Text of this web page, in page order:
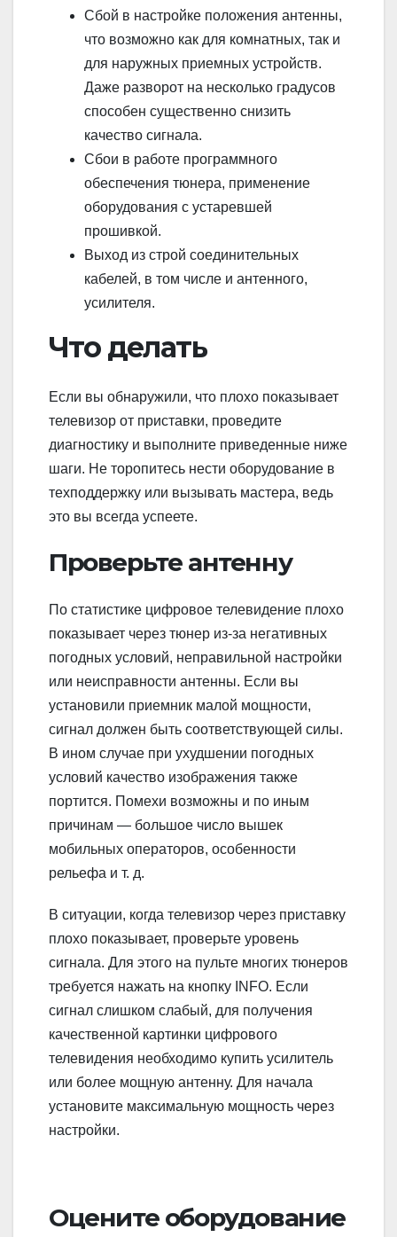
Сбой в настройке положения антенны,
что возможно как для комнатных, так и
для наружных приемных устройств.
Даже разворот на несколько градусов
способен существенно снизить
качество сигнала.
Сбои в работе программного
обеспечения тюнера, применение
оборудования с устаревшей
прошивкой.
Выход из строй соединительных
кабелей, в том числе и антенного,
усилителя.
Что делать
Если вы обнаружили, что плохо показывает
телевизор от приставки, проведите
диагностику и выполните приведенные ниже
шаги. Не торопитесь нести оборудование в
техподдержку или вызывать мастера, ведь
это вы всегда успеете.
Проверьте антенну
По статистике цифровое телевидение плохо
показывает через тюнер из-за негативных
погодных условий, неправильной настройки
или неисправности антенны. Если вы
установили приемник малой мощности,
сигнал должен быть соответствующей силы.
В ином случае при ухудшении погодных
условий качество изображения также
портится. Помехи возможны и по иным
причинам — большое число вышек
мобильных операторов, особенности
рельефа и т. д.
В ситуации, когда телевизор через приставку
плохо показывает, проверьте уровень
сигнала. Для этого на пульте многих тюнеров
требуется нажать на кнопку INFO. Если
сигнал слишком слабый, для получения
качественной картинки цифрового
телевидения необходимо купить усилитель
или более мощную антенну. Для начала
установите максимальную мощность через
настройки.
Оцените оборудование